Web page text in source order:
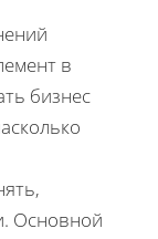
в
бизнес
Основной